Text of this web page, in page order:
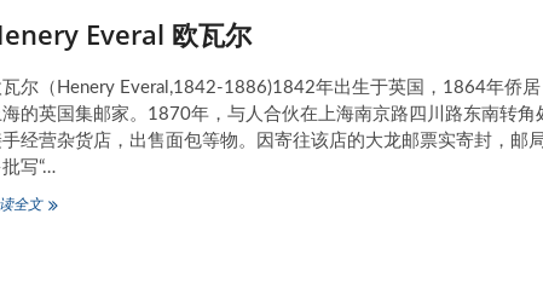
Everal 欧瓦尔
尔（Henery Everal,1842-1886)1842年出生于英国，1864年侨居
的英国集邮家。1870年，与人合伙在上海南京路四川路东南转角
经营杂货店，出售面包等物。因寄往该店的大龙邮票实寄封，邮
写“…
全文Henery